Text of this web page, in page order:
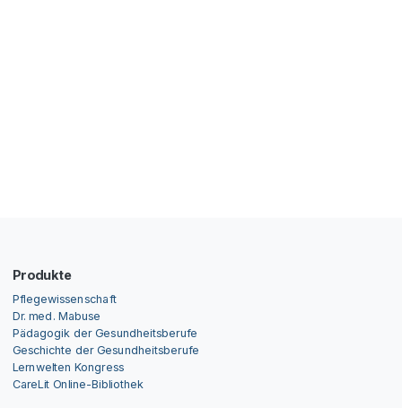
Produkte
Pflegewissenschaft
Dr. med. Mabuse
Pädagogik der Gesundheitsberufe
Geschichte der Gesundheitsberufe
Lernwelten Kongress
CareLit Online-Bibliothek